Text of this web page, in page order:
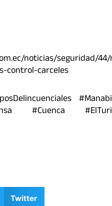
noticias/seguridad/
control-carceles
#Manabi
#Cuenca #ElTuri
Twitter